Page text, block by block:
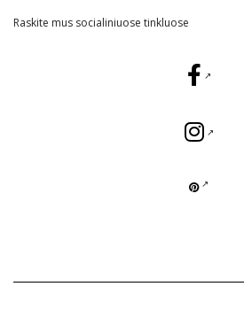
Raskite mus socialiniuose tinkluose